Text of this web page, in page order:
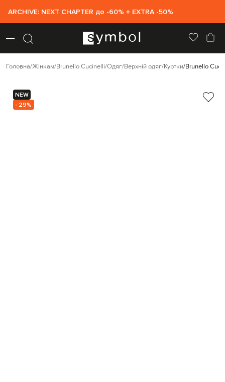
ARCHIVE: NEXT CHAPTER до -60% + EXTRA -50%
Головна Жінкам Brunello Cucinelli Одяг Верхній одяг Куртки Brunello
NEW
- 29%